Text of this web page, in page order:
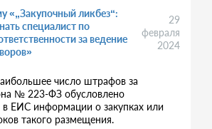
«„Закупочный ликбез“:
специалист по
за ведение
29
февраля
2024
число штрафов за
№ 223-ФЗ обусловлено
ЕИС информации о закупках или
такого размещения.